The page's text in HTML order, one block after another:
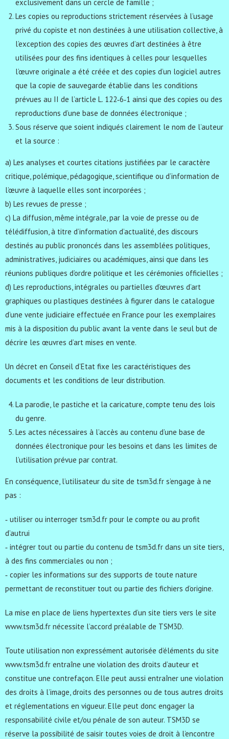
exclusivement dans un cercle de famille ;
Les copies ou reproductions strictement réservées à l’usage
privé du copiste et non destinées à une utilisation collective, à
l’exception des copies des œuvres d’art destinées à être
utilisées pour des fins identiques à celles pour lesquelles
l’œuvre originale a été créée et des copies d’un logiciel autres
que la copie de sauvegarde établie dans les conditions
prévues au II de l’article L. 122‐6‐1 ainsi que des copies ou des
reproductions d’une base de données électronique ;
Sous réserve que soient indiqués clairement le nom de l’auteur
et la source :
a) Les analyses et courtes citations justifiées par le caractère
critique, polémique, pédagogique, scientifique ou d’information de
l’œuvre à laquelle elles sont incorporées ;
b) Les revues de presse ;
c) La diffusion, même intégrale, par la voie de presse ou de
télédiffusion, à titre d’information d’actualité, des discours
destinés au public prononcés dans les assemblées politiques,
administratives, judiciaires ou académiques, ainsi que dans les
réunions publiques d’ordre politique et les cérémonies officielles ;
d) Les reproductions, intégrales ou partielles d’œuvres d’art
graphiques ou plastiques destinées à figurer dans le catalogue
d’une vente judiciaire effectuée en France pour les exemplaires
mis à la disposition du public avant la vente dans le seul but de
décrire les œuvres d’art mises en vente.
Un décret en Conseil d’Etat fixe les caractéristiques des
documents et les conditions de leur distribution.
La parodie, le pastiche et la caricature, compte tenu des lois
du genre.
Les actes nécessaires à l’accès au contenu d’une base de
données électronique pour les besoins et dans les limites de
l’utilisation prévue par contrat.
En conséquence, l’utilisateur du site de tsm3d.fr s’engage à ne
pas :
‐ utiliser ou interroger tsm3d.fr pour le compte ou au profit
d’autrui
‐ intégrer tout ou partie du contenu de tsm3d.fr dans un site tiers,
à des fins commerciales ou non ;
‐ copier les informations sur des supports de toute nature
permettant de reconstituer tout ou partie des fichiers d’origine.
La mise en place de liens hypertextes d’un site tiers vers le site
www.tsm3d.fr nécessite l’accord préalable de TSM3D.
Toute utilisation non expressément autorisée d’éléments du site
www.tsm3d.fr entraîne une violation des droits d’auteur et
constitue une contrefaçon. Elle peut aussi entraîner une violation
des droits à l’image, droits des personnes ou de tous autres droits
et réglementations en vigueur. Elle peut donc engager la
responsabilité civile et/ou pénale de son auteur. TSM3D se
réserve la possibilité de saisir toutes voies de droit à l’encontre